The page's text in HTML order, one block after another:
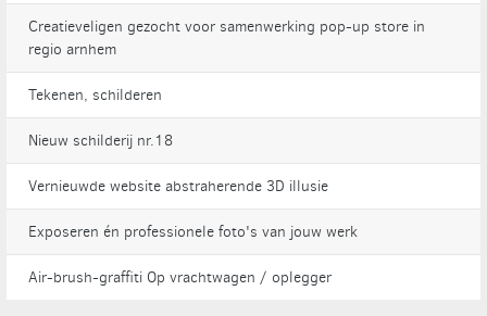
Creatieveligen gezocht voor samenwerking pop-up store in
regio arnhem
Tekenen, schilderen
Nieuw schilderij nr.18
Vernieuwde website abstraherende 3D illusie
Exposeren én professionele foto's van jouw werk
Air-brush-graffiti Op vrachtwagen / oplegger